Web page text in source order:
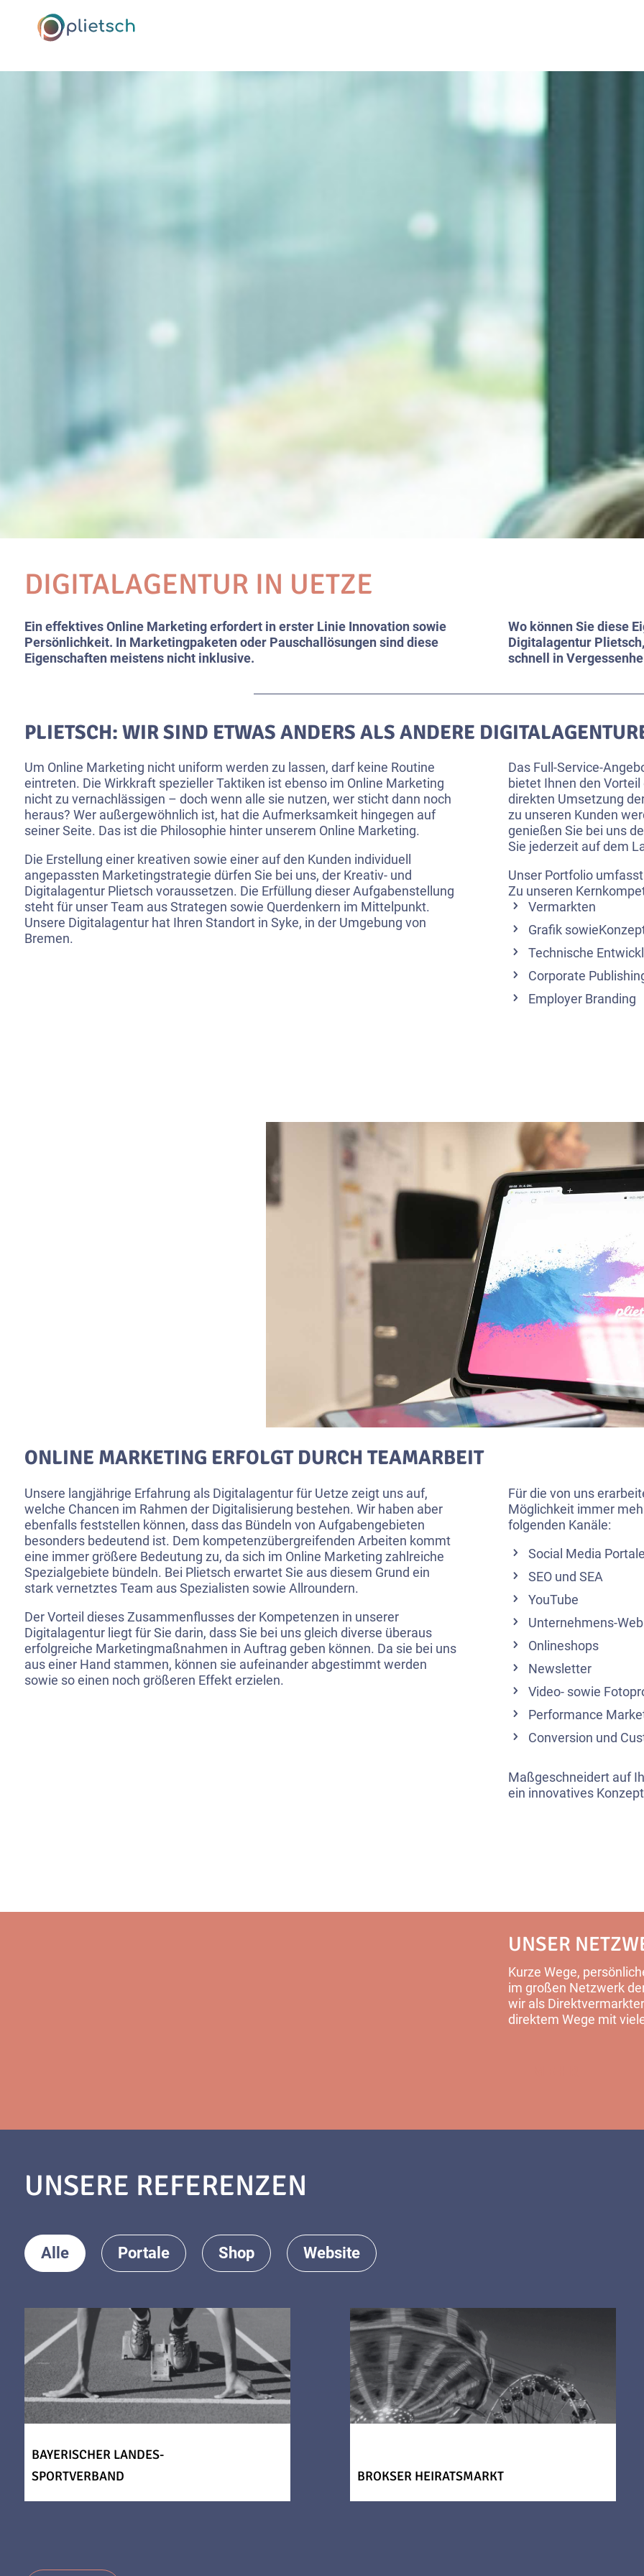
DIGITALAGENTUR IN UETZE
Ein effektives Online Marketing erfordert in erster Linie Innovation sowie
Persönlichkeit. In Marketingpaketen oder Pauschallösungen sind diese
Eigenschaften meistens nicht inklusive.
Wo können Sie diese
Digitalagentur
schnell in
PLIETSCH: WIR SIND ETWAS ANDERS ALS ANDERE
Um Online Marketing nicht uniform werden zu lassen, darf keine Routine
eintreten. Die Wirkkraft spezieller Taktiken ist ebenso im Online Marketing
nicht zu vernachlässigen – doch wenn alle sie nutzen, wer sticht dann noch
heraus? Wer außergewöhnlich ist, hat die Aufmerksamkeit hingegen auf
seiner Seite. Das ist die Philosophie hinter unserem Online Marketing.
Die Erstellung einer kreativen sowie einer auf den Kunden individuell
angepassten Marketingstrategie dürfen Sie bei uns, der Kreativ- und
Digitalagentur Plietsch voraussetzen. Die Erfüllung dieser Aufgabenstellung
steht für unser Team aus Strategen sowie Querdenkern im Mittelpunkt.
Unsere Digitalagentur hat Ihren Standort in Syke, in der Umgebung von
Bremen.
Das Full-Service-
bietet Ihnen den
direkten Umsetzung
zu unseren Kunden
genießen Sie bei uns
Sie jederzeit auf dem
Unser Portfolio
Zu unseren
Vermarkten
Grafik
Technische
Corporate
Employer Branding
ONLINE MARKETING ERFOLGT DURCH TEAMARBEIT
Unsere langjährige Erfahrung als Digitalagentur für Uetze zeigt uns auf,
welche Chancen im Rahmen der Digitalisierung bestehen. Wir haben aber
ebenfalls feststellen können, dass das Bündeln von Aufgabengebieten
besonders bedeutend ist. Dem kompetenzübergreifenden Arbeiten kommt
eine immer größere Bedeutung zu, da sich im Online Marketing zahlreiche
Spezialgebiete bündeln. Bei Plietsch erwartet Sie aus diesem Grund ein
stark vernetztes Team aus Spezialisten sowie Allroundern.
Der Vorteil dieses Zusammenflusses der Kompetenzen in unserer
Digitalagentur liegt für Sie darin, dass Sie bei uns gleich diverse überaus
erfolgreiche Marketingmaßnahmen in Auftrag geben können. Da sie bei uns
aus einer Hand stammen, können sie aufeinander abgestimmt werden
sowie so einen noch größeren Effekt erzielen.
Für die von uns
Möglichkeit immer
folgenden Kanäle:
Social Media
SEO und SEA
YouTube
Unternehmens-
Onlineshops
Newsletter
Video- sowie
Performance
Conversion und
Maßgeschneidert auf
ein innovatives
UNSER
Kurze Wege,
im großen Netzwerk
wir als
direktem Wege mit
UNSERE REFERENZEN
Alle Portale Shop Website
BAYERISCHER LANDES-
SPORTVERBAND
BROKSER HEIRATSMARKT